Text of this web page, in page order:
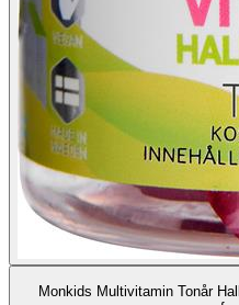
Monkids Multivitamin Tonår